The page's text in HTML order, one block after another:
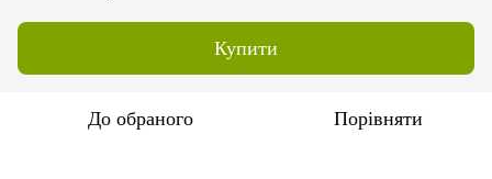
Купити
До обраного Порівняти